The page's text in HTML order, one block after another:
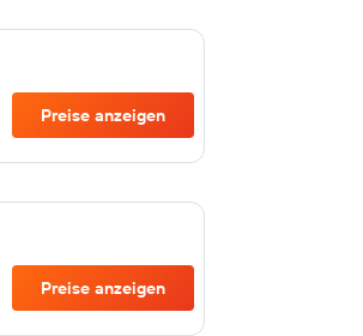
Preise anzeigen
Preise anzeigen